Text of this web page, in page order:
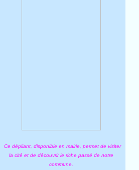
Ce dépliant, disponible en mairie, permet de visiter
la cité et de découvrir le riche passé de notre
commune.